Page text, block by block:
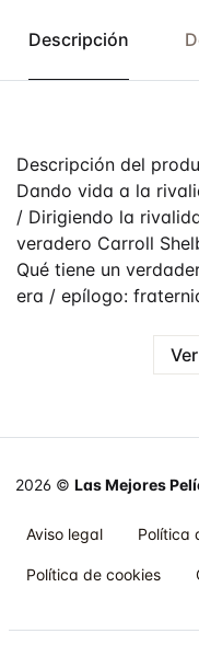
Descripción
Descripción del
Dando vida a la
/ Dirigiendo la
veradero Carroll
Qué tiene un
era / epílogo:
2026 © Las Mejores
Aviso legal Política
Política de cookies